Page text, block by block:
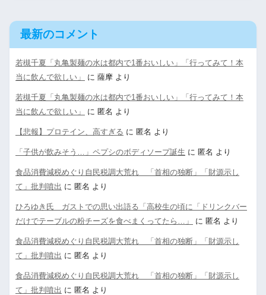
最新のコメント
若槻千夏「丸亀製麺の水は都内で1番おいしい」「行ってみて！本
当に飲んで欲しい」
に 薩摩 より
若槻千夏「丸亀製麺の水は都内で1番おいしい」「行ってみて！本
当に飲んで欲しい」
に 匿名 より
【悲報】プロテイン、高すぎる に 匿名 より
「子供が飲みそう…」ペプシのボディソープ誕生 に 匿名 より
食品消費減税めぐり自民税調大荒れ 「首相の独断」「財源示し
て」批判噴出 に 匿名 より
ひろゆき氏 ガストでの思い出語る「高校生の頃に「ドリンクバー
だけでテーブルの粉チーズを食べまくってたら…」
に 匿名 より
食品消費減税めぐり自民税調大荒れ 「首相の独断」「財源示し
て」批判噴出 に 匿名 より
食品消費減税めぐり自民税調大荒れ 「首相の独断」「財源示し
て」批判噴出 に 匿名 より